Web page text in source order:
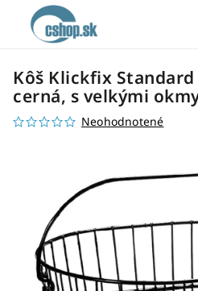
Kôš Klickfix
cerná, s velkými
Neohodnotené